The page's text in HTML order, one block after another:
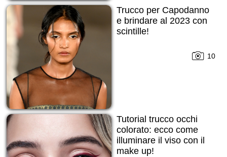
Trucco per Capodanno
е brindare al 2023 con
scintille!
10
Tutorial trucco occhi
colorato: ecco come
illuminare il viso con il
make up!